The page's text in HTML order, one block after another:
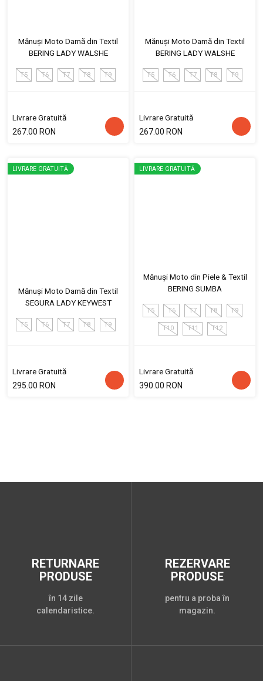
Mănuși Moto Damă din Textil
BERING LADY WALSHE
T5 T6 T7 T8 T9
Livrare Gratuită
267.00 RON
Mănuși Moto Damă din Textil
BERING LADY WALSHE
T5 T6 T7 T8 T9
Livrare Gratuită
267.00 RON
LIVRARE GRATUITĂ
Mănuși Moto Damă din Textil
SEGURA LADY KEYWEST
T5 T6 T7 T8 T9
Livrare Gratuită
295.00 RON
LIVRARE GRATUITĂ
Mănuși Moto din Piele & Textil
BERING SUMBA
T5 T6 T7 T8 T9
T10 T11 T12
Livrare Gratuită
390.00 RON
RETURNARE
PRODUSE
în 14 zile
calendaristice.
REZERVARE
PRODUSE
pentru a proba în
magazin.